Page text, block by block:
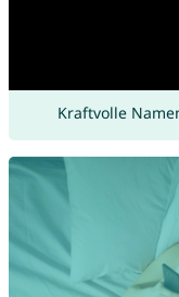
Kraftvolle